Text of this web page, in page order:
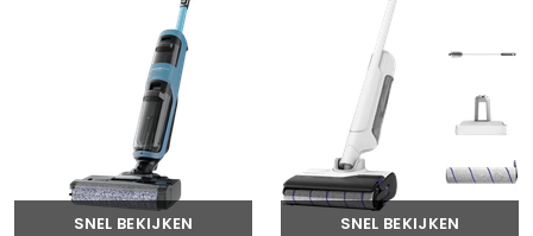
SNEL BEKIJKEN SNEL BEKIJKEN